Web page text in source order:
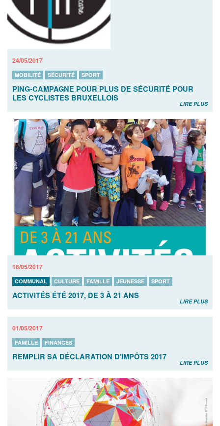
24/05/2017
MOBILITÉ SÉCURITÉ SPORT
PING-CAMPAGNE POUR PLUS DE SÉCURITÉ POUR
LES CYCLISTES BRUXELLOIS
LIRE PLUS
16/05/2017
COMMUNAL CULTURE FAMILLE JEUNESSE SPORT
ACTIVITÉS ÉTÉ 2017, DE 3 À 21 ANS
LIRE PLUS
01/05/2017
FAMILLE FINANCES
REMPLIR SA DÉCLARATION D'IMPÔTS 2017
LIRE PLUS